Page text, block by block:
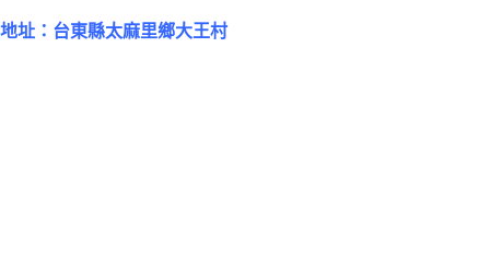
地址：台東縣太麻里鄉大王村